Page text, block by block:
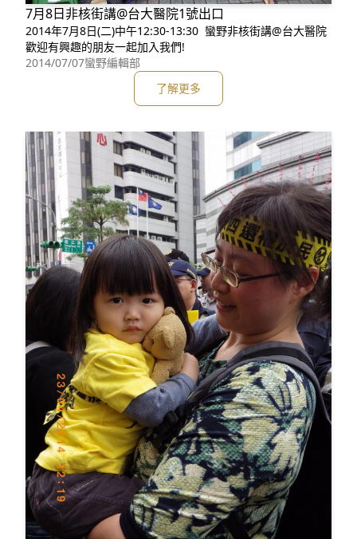
7月8日非核街講@台大醫院1號出口
2014年7月8日(二)中午12:30-13:30 蠻野非核街講@台大醫院
2014/07/07蠻野編輯部
了解更多